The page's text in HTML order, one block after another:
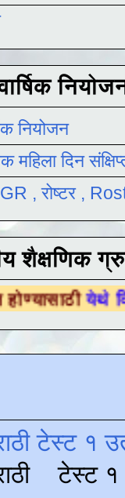
नियोजन
महिला दिन
GR , रोष्टर ,
शैक्षणिक
क्लिक करा .
टेस्ट १
टेस्ट